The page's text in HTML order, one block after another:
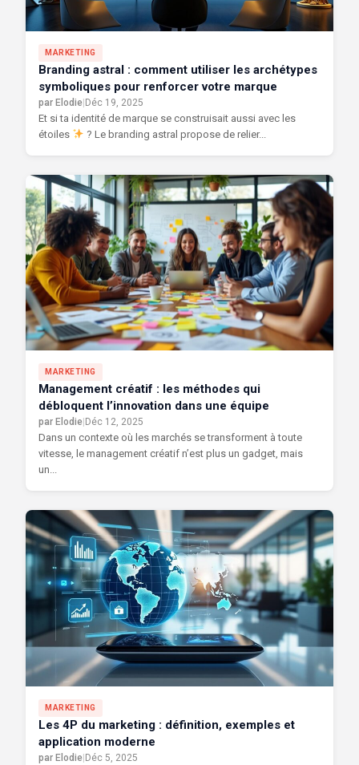
MARKETING
Branding astral : comment utiliser les archétypes
symboliques pour renforcer votre marque
par Elodie Déc 19, 2025
Et si ta identité de marque se construisait aussi avec les
étoiles
? Le branding astral propose de relier...
MARKETING
Management créatif : les méthodes qui
débloquent l’innovation dans une équipe
par Elodie Déc 12, 2025
Dans un contexte où les marchés se transforment à toute
vitesse, le management créatif n’est plus un gadget, mais
un...
MARKETING
Les 4P du marketing : définition, exemples et
application moderne
par Elodie|Déc 5, 2025